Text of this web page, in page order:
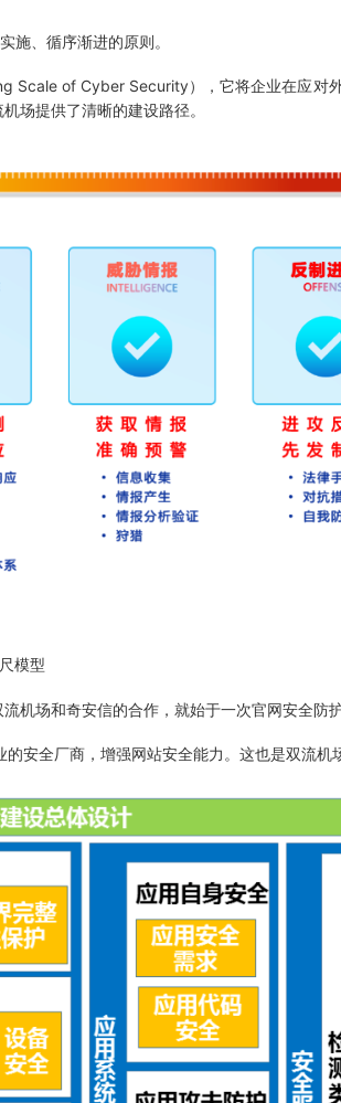
施、循序渐进的原则。
Scale of Cyber Security），它将企业在应对
场提供了清晰的建设路径。
模型
机场和奇安信的合作，就始于一次官网安全防护
安全厂商，增强网站安全能力。这也是双流机